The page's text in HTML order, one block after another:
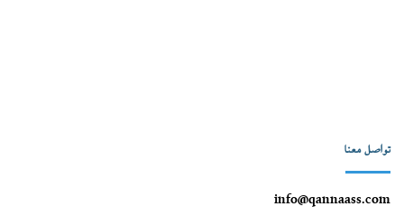
تواصل معنا
info@qannaass.com